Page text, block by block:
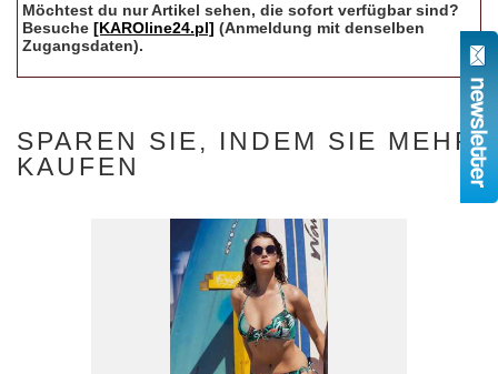
Möchtest du nur Artikel sehen, die sofort verfügbar sind?
Besuche [KAROline24.pl] (Anmeldung mit denselben
Zugangsdaten).
SPAREN SIE, INDEM SIE MEHR
KAUFEN